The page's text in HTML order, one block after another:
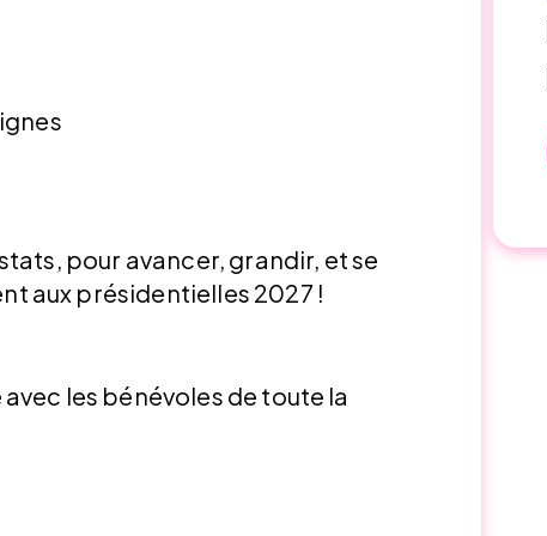
pour avancer, grandir, et se
aux présidentielles 2027 !
les bénévoles de toute la